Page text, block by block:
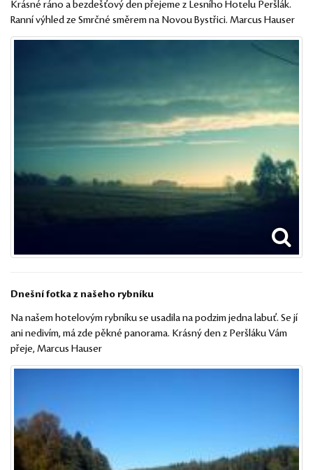
Krásné ráno a bezdešťový den přejeme z Lesního Hotelu Peršlák.
Ranní výhled ze Smrčné směrem na Novou Bystřici. Marcus Hauser
Dnešní fotka z našeho rybníku
Na našem hotelovým rybníku se usadila na podzim jedna labuť. Se jí
ani nedivím, má zde pěkné panorama. Krásný den z Peršláku Vám
přeje, Marcus Hauser